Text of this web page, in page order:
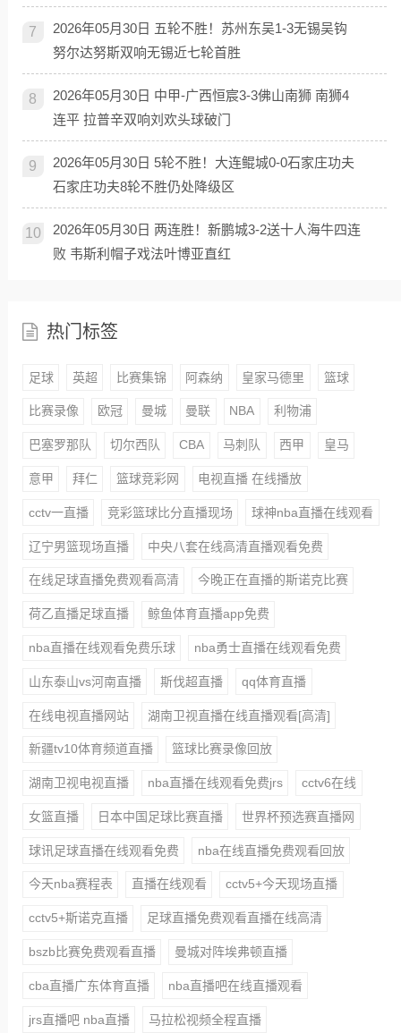
7
2026年05月30日 五轮不胜！苏州东吴1-3无锡吴钩
努尔达努斯双响无锡近七轮首胜
8
2026年05月30日 中甲-广西恒宸3-3佛山南狮 南狮4
连平 拉普辛双响刘欢头球破门
9
2026年05月30日 5轮不胜！大连鲲城0-0石家庄功夫
石家庄功夫8轮不胜仍处降级区
10
2026年05月30日 两连胜！新鹏城3-2送十人海牛四连
败 韦斯利帽子戏法叶博亚直红
热门标签
足球 英超 比赛集锦 阿森纳 皇家马德里 篮球
比赛录像 欧冠 曼城 曼联 NBA 利物浦
巴塞罗那队 切尔西队 CBA 马刺队 西甲 皇马
意甲 拜仁 篮球竞彩网 电视直播 在线播放
cctv一直播 竞彩篮球比分直播现场 球神nba直播在线观看
辽宁男篮现场直播 中央八套在线高清直播观看免费
在线足球直播免费观看高清 今晚正在直播的斯诺克比赛
荷乙直播足球直播 鲸鱼体育直播app免费
nba直播在线观看免费乐球 nba勇士直播在线观看免费
山东泰山vs河南直播 斯伐超直播 qq体育直播
在线电视直播网站 湖南卫视直播在线直播观看[高清]
新疆tv10体育频道直播 篮球比赛录像回放
湖南卫视电视直播 nba直播在线观看免费jrs cctv6在线
女篮直播 日本中国足球比赛直播 世界杯预选赛直播网
球讯足球直播在线观看免费 nba在线直播免费观看回放
今天nba赛程表 直播在线观看 cctv5+今天现场直播
cctv5+斯诺克直播 足球直播免费观看直播在线高清
bszb比赛免费观看直播 曼城对阵埃弗顿直播
cba直播广东体育直播 nba直播吧在线直播观看
jrs直播吧 nba直播 马拉松视频全程直播